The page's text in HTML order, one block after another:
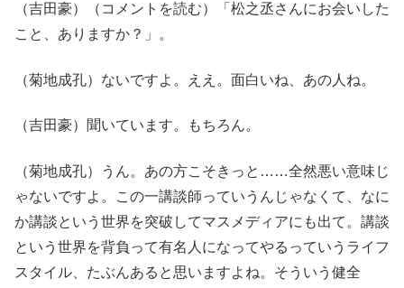
（吉田豪）（コメントを読む）「松之丞さんにお会いした
こと、ありますか？」。
（菊地成孔）ないですよ。ええ。面白いね、あの人ね。
（吉田豪）聞いています。もちろん。
（菊地成孔）うん。あの方こそきっと……全然悪い意味じ
ゃないですよ。この一講談師っていうんじゃなくて、なに
か講談という世界を突破してマスメディアにも出て。講談
という世界を背負って有名人になってやるっていうライフ
スタイル、たぶんあると思いますよね。そういう健全